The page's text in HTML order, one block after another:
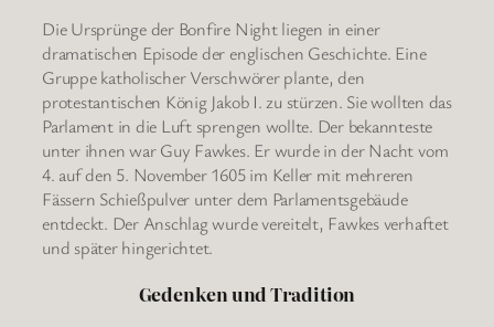
Die Ursprünge der Bonfire Night liegen in einer
dramatischen Episode der englischen Geschichte. Eine
Gruppe katholischer Verschwörer plante, den
protestantischen König Jakob I. zu stürzen. Sie wollten das
Parlament in die Luft sprengen wollte. Der bekannteste
unter ihnen war Guy Fawkes. Er wurde in der Nacht vom
4. auf den 5. November 1605 im Keller mit mehreren
Fässern Schießpulver unter dem Parlamentsgebäude
entdeckt. Der Anschlag wurde vereitelt, Fawkes verhaftet
und später hingerichtet.
Gedenken und Tradition